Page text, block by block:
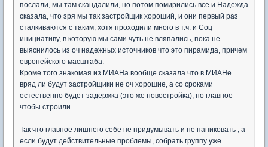
послали, мы там скандалили, но потом помирились все и Надежда
сказала, что зря мы так застройщик хороший, и они первый раз
сталкиваются с таким, хотя проходили много в т.ч. и Соц
инициативу, в которую мы сами чуть не вляпались, пока не
выяснилось из оч надежных источников что это пирамида, причем
европейского масштаба.
Кроме того знакомая из МИАНа вообще сказала что в МИАНе
вряд ли будут застройщики не оч хорошие, а со сроками
естественно будет задержка (это же новостройка), но главное
чтобы строили.
Так что главное лишнего себе не придумывать и не паниковать , а
если будут действительные проблемы, собрать группу уже